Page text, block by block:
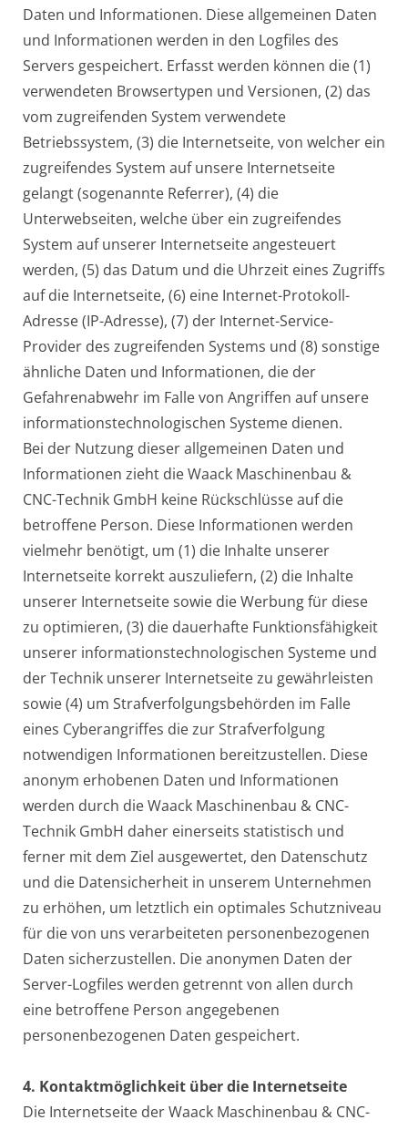
Daten und Informationen. Diese allgemeinen Daten
und Informationen werden in den Logfiles des
Servers gespeichert. Erfasst werden können die (1)
verwendeten Browsertypen und Versionen, (2) das
vom zugreifenden System verwendete
Betriebssystem, (3) die Internetseite, von welcher ein
zugreifendes System auf unsere Internetseite
gelangt (sogenannte Referrer), (4) die
Unterwebseiten, welche über ein zugreifendes
System auf unserer Internetseite angesteuert
werden, (5) das Datum und die Uhrzeit eines Zugriffs
auf die Internetseite, (6) eine Internet-Protokoll-
Adresse (IP-Adresse), (7) der Internet-Service-
Provider des zugreifenden Systems und (8) sonstige
ähnliche Daten und Informationen, die der
Gefahrenabwehr im Falle von Angriffen auf unsere
informationstechnologischen Systeme dienen.
Bei der Nutzung dieser allgemeinen Daten und
Informationen zieht die Waack Maschinenbau &
CNC-Technik GmbH keine Rückschlüsse auf die
betroffene Person. Diese Informationen werden
vielmehr benötigt, um (1) die Inhalte unserer
Internetseite korrekt auszuliefern, (2) die Inhalte
unserer Internetseite sowie die Werbung für diese
zu optimieren, (3) die dauerhafte Funktionsfähigkeit
unserer informationstechnologischen Systeme und
der Technik unserer Internetseite zu gewährleisten
sowie (4) um Strafverfolgungsbehörden im Falle
eines Cyberangriffes die zur Strafverfolgung
notwendigen Informationen bereitzustellen. Diese
anonym erhobenen Daten und Informationen
werden durch die Waack Maschinenbau & CNC-
Technik GmbH daher einerseits statistisch und
ferner mit dem Ziel ausgewertet, den Datenschutz
und die Datensicherheit in unserem Unternehmen
zu erhöhen, um letztlich ein optimales Schutzniveau
für die von uns verarbeiteten personenbezogenen
Daten sicherzustellen. Die anonymen Daten der
Server-Logfiles werden getrennt von allen durch
eine betroffene Person angegebenen
personenbezogenen Daten gespeichert.
4. Kontaktmöglichkeit über die Internetseite
Die Internetseite der Waack Maschinenbau & CNC-